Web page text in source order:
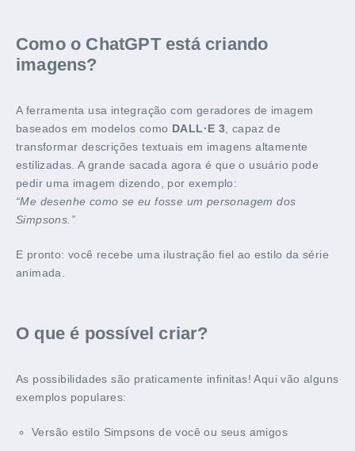
Como o ChatGPT está criando
imagens?
A ferramenta usa integração com geradores de imagem
baseados em modelos como DALL·E 3 , capaz de
transformar descrições textuais em imagens altamente
estilizadas. A grande sacada agora é que o usuário pode
pedir uma imagem dizendo, por exemplo:
“Me desenhe como se eu fosse um personagem dos
Simpsons.”
E pronto: você recebe uma ilustração fiel ao estilo da série
animada.
O que é possível criar?
As possibilidades são praticamente infinitas! Aqui vão alguns
exemplos populares:
Versão estilo Simpsons de você ou seus amigos